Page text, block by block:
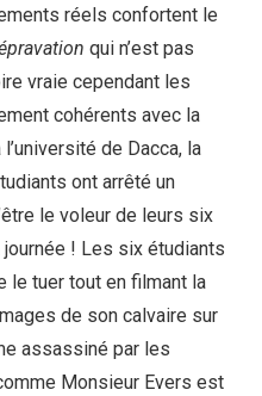
réels confortent le
qui n’est pas
vraie cependant les
cohérents avec la
de Dacca, la
ont arrêté un
le voleur de leurs six
! Les six étudiants
le tuer tout en filmant la
de son calvaire sur
assassiné par les
Monsieur Evers est